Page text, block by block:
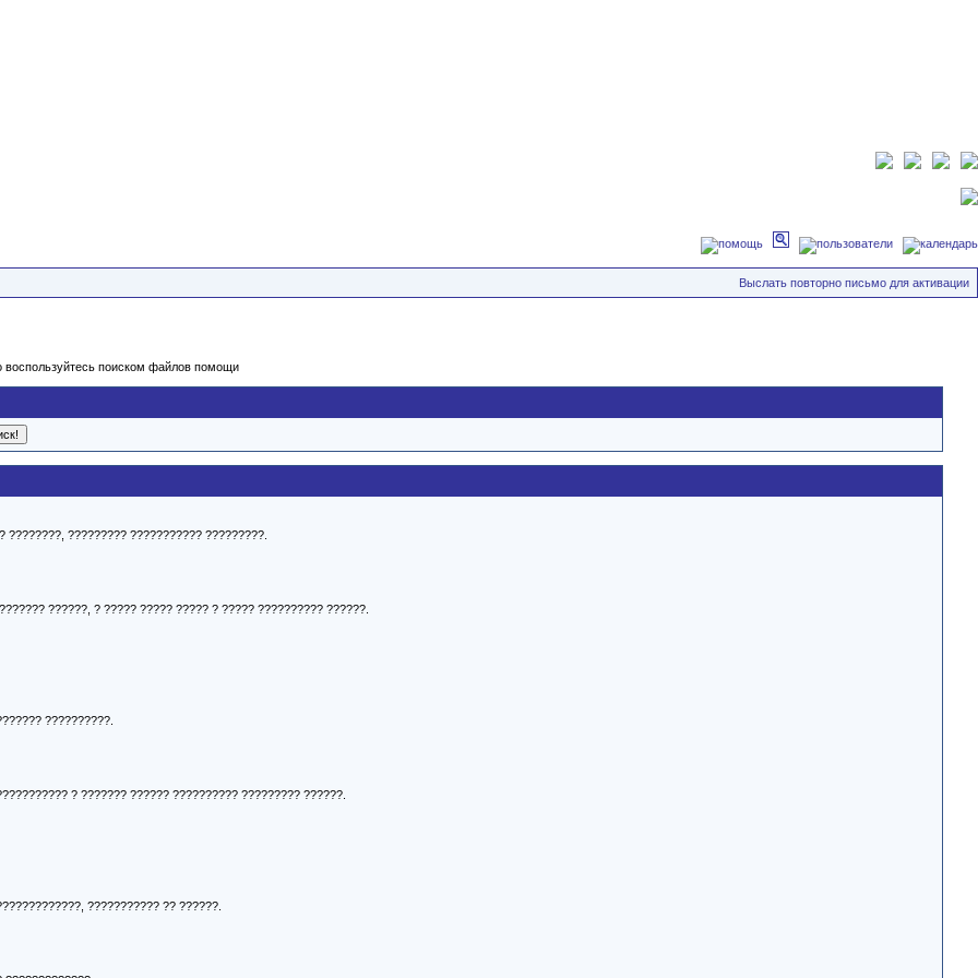
Выслать повторно письмо для активации
воспользуйтесь поиском файлов помощи
????????? ??????????? ?????????.
??????, ? ????? ????? ????? ? ????? ?????????? ??????.
??????????.
? ??????? ?????? ?????????? ????????? ??????.
??????????? ?? ??????.